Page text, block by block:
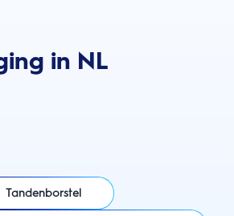
in NL
Tandenborstel